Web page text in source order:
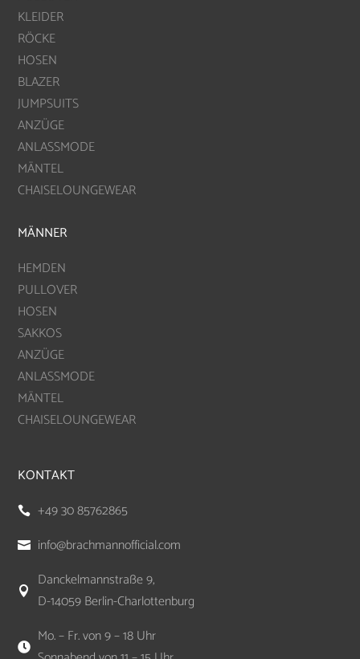
KLEIDER
RÖCKE
HOSEN
BLAZER
JUMPSUITS
ANZÜGE
ANLASSMODE
MÄNTEL
CHAISELOUNGEWEAR
MÄNNER
HEMDEN
PULLOVER
HOSEN
SAKKOS
ANZÜGE
ANLASSMODE
MÄNTEL
CHAISELOUNGEWEAR
KONTAKT
 +49 30 85762865
 info@brachmannofficial.com

Danckelmannstraße 9,
D-14059 Berlin-Charlottenburg

Mo. – Fr. von 9 – 18 Uhr